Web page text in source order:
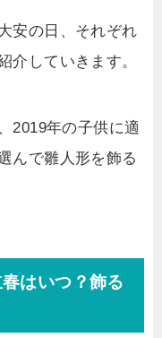
安の日、それぞれ
介していきます。
2019年の子供に適
んで雛人形を飾る
はいつ？飾る